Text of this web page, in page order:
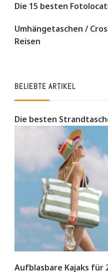
Die 15 besten
Umhängetaschen /
Reisen
BELIEBTE ARTIKEL
Die besten
Aufblasbare Kajaks für